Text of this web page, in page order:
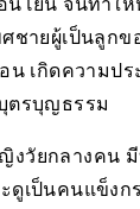
นโยน จนทำให้
ชายผู้เป็นลูกข
น เกิดความป
ตรบุญธรรม
ยกลางคน มี
ดูเป็นคนแข็งก